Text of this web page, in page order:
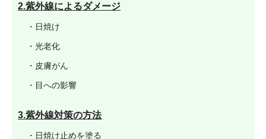
2.紫外線によるダメージ
・日焼け
・光老化
・皮膚がん
・目への影響
3.紫外線対策の方法
・日焼け止めを塗る